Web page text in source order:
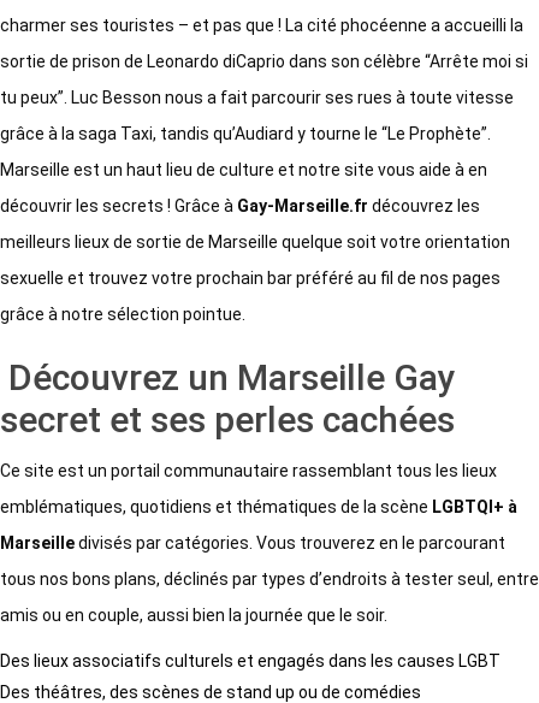
charmer ses touristes – et pas que ! La cité phocéenne a accueilli la
sortie de prison de Leonardo diCaprio dans son célèbre “Arrête moi si
tu peux”. Luc Besson nous a fait parcourir ses rues à toute vitesse
grâce à la saga Taxi, tandis qu’Audiard y tourne le “Le Prophète”.
Marseille est un haut lieu de culture et notre site vous aide à en
découvrir les secrets ! Grâce à Gay-Marseille.fr découvrez les
meilleurs lieux de sortie de Marseille quelque soit votre orientation
sexuelle et trouvez votre prochain bar préféré au fil de nos pages
grâce à notre sélection pointue.
Découvrez un Marseille Gay
secret et ses perles cachées
Ce site est un portail communautaire rassemblant tous les lieux
emblématiques, quotidiens et thématiques de la scène LGBTQI+ à
Marseilledivisés par catégories. Vous trouverez en le parcourant
tous nos bons plans, déclinés par types d’endroits à tester seul, entre
amis ou en couple, aussi bien la journée que le soir.
Des lieux associatifs culturels et engagés dans les causes LGBT
Des théâtres, des scènes de stand up ou de comédies